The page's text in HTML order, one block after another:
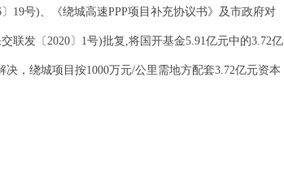
19号)、《绕城高速PPP项目补充协议书》及市政府对
联发〔2020〕1号)批复,将国开基金5.91亿元中的3.72亿
，绕城项目按1000万元/公里需地方配套3.72亿元资本